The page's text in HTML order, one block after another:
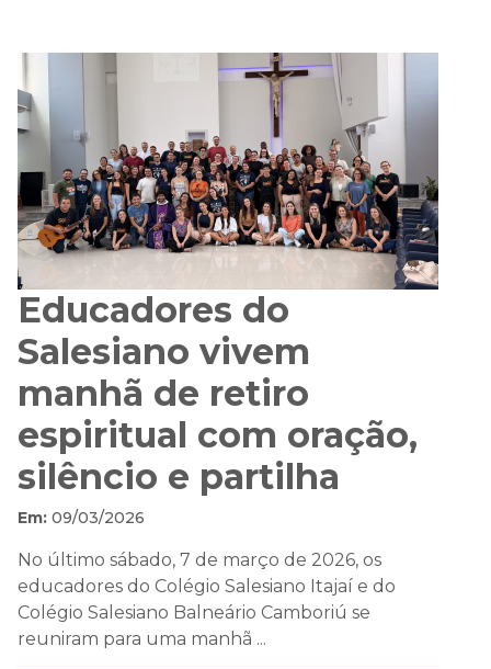
Educadores do
Salesiano vivem
manhã de retiro
espiritual com oração,
silêncio e partilha
Em: 09/03/2026
No último sábado, 7 de março de 2026, os
educadores do Colégio Salesiano Itajaí e do
Colégio Salesiano Balneário Camboriú se
reuniram para uma manhã ...